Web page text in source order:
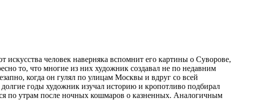
искусства человек наверняка вспомнит его картины о Суворове,
то, что многие из них художник создавал не по недавним
когда он гулял по улицам Москвы и вдруг со всей
годы художник изучал историю и кропотливо подбирал
по утрам после ночных кошмаров о казненных. Аналогичным